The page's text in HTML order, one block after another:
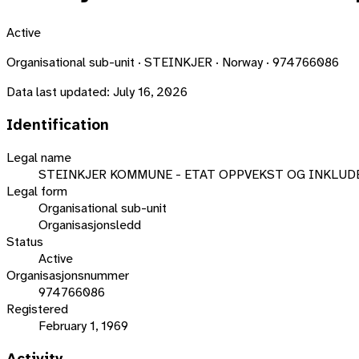
Active
Organisational sub-unit · STEINKJER · Norway · 974766086
Data last updated: July 16, 2026
Identification
Legal name
STEINKJER KOMMUNE - ETAT OPPVEKST OG
Legal form
Organisational sub-unit
Organisasjonsledd
Status
Active
Organisasjonsnummer
974766086
Registered
February 1, 1969